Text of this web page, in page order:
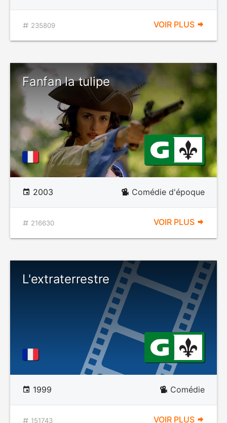
235809 VOIR PLUS
Fanfan la tulipe
2003 Comédie d'époque
216630 VOIR PLUS
L'extraterrestre
1999 Comédie
151743 VOIR PLUS